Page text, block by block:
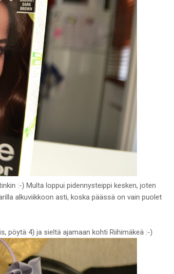
:-) Multa loppui pidennysteippi kesken, joten
alkuviikkoon asti, koska päässä on vain puolet
pöytä 4) ja sieltä ajamaan kohti Riihimäkeä :-)